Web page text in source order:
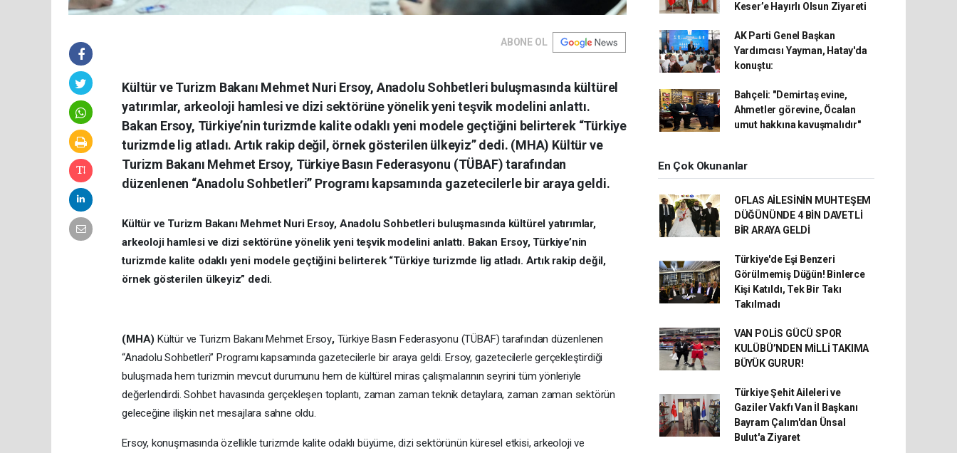
ABONE OL
Kültür ve Turizm Bakanı Mehmet Nuri Ersoy, Anadolu Sohbetleri buluşmasında kültürel
yatırımlar, arkeoloji hamlesi ve dizi sektörüne yönelik yeni teşvik modelini anlattı.
Bakan Ersoy, Türkiye’nin turizmde kalite odaklı yeni modele geçtiğini belirterek “Türkiye
turizmde lig atladı. Artık rakip değil, örnek gösterilen ülkeyiz” dedi. (MHA) Kültür ve
Turizm Bakanı Mehmet Ersoy, Türkiye Basın Federasyonu (TÜBAF) tarafından
düzenlenen “Anadolu Sohbetleri” Programı kapsamında gazetecilerle bir araya geldi.
Kültür ve Turizm Bakanı Mehmet Nuri Ersoy, Anadolu Sohbetleri buluşmasında kültürel yatırımlar,
arkeoloji hamlesi ve dizi sektörüne yönelik yeni teşvik modelini anlattı. Bakan Ersoy, Türkiye’nin
turizmde kalite odaklı yeni modele geçtiğini belirterek “Türkiye turizmde lig atladı. Artık rakip değil,
örnek gösterilen ülkeyiz” dedi.
(MHA) Kültür ve Turizm Bakanı Mehmet Ersoy, Türkiye Basın Federasyonu (TÜBAF) tarafından düzenlenen
“Anadolu Sohbetleri” Programı kapsamında gazetecilerle bir araya geldi. Ersoy, gazetecilerle gerçekleştirdiği
buluşmada hem turizmin mevcut durumunu hem de kültürel miras çalışmalarının seyrini tüm yönleriyle
değerlendirdi. Sohbet havasında gerçekleşen toplantı, zaman zaman teknik detaylara, zaman zaman sektörün
geleceğine ilişkin net mesajlara sahne oldu.
Ersoy, konuşmasında özellikle turizmde kalite odaklı büyüme, dizi sektörünün küresel etkisi, arkeoloji ve
Keser’e Hayırlı Olsun Ziyareti
AK Parti Genel Başkan
Yardımcısı Yayman, Hatay'da
konuştu:
Bahçeli: "Demirtaş evine,
Ahmetler görevine, Öcalan
umut hakkına kavuşmalıdır"
En Çok Okunanlar
OFLAS AİLESİNİN MUHTEŞEM
DÜĞÜNÜNDE 4 BİN DAVETLİ
BİR ARAYA GELDİ
Türkiye'de Eşi Benzeri
Görülmemiş Düğün! Binlerce
Kişi Katıldı, Tek Bir Takı
Takılmadı
VAN POLİS GÜCÜ SPOR
KULÜBÜ’NDEN MİLLİ TAKIMA
BÜYÜK GURUR!
Türkiye Şehit Aileleri ve
Gaziler Vakfı Van İl Başkanı
Bayram Çalım'dan Ünsal
Bulut'a Ziyaret